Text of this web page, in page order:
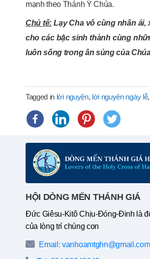
mạnh theo Thánh Ý Chúa.
Chủ tế: Lạy Cha vô cùng nhân
cho các bậc sinh thành cùng
luôn sống trong ân sủng của
Tagged in lời nguyện, lời nguyện ngày lễ,
HỘI DÒNG MẾN THÁNH GIÁ
Đức Giêsu-Kitô Chịu-Đóng-Đinh là
của lòng trí chúng con
Email: vanhoamtghn@gmail.com